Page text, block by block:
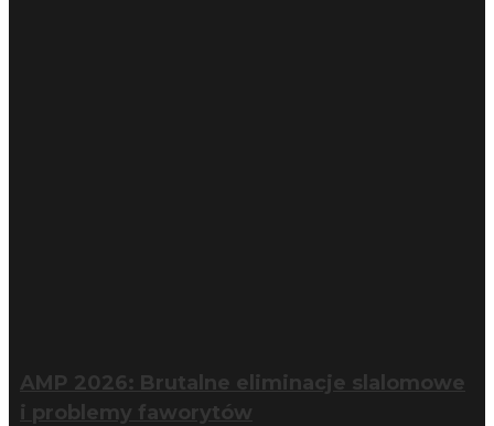
AMP 2026: Brutalne eliminacje slalomowe
i problemy faworytów